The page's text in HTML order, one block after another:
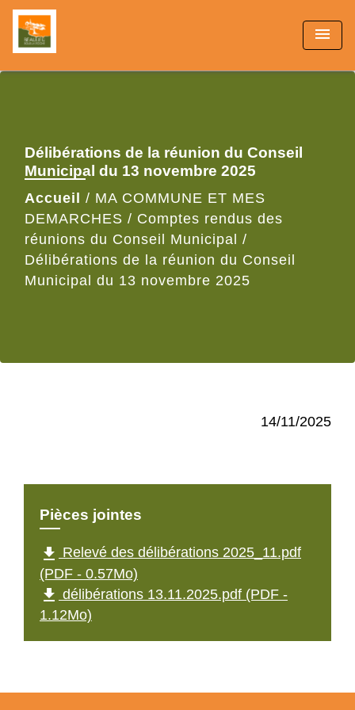
menu
Délibérations de la réunion du Conseil
Municipal du 13 novembre 2025
Accueil / MA COMMUNE ET MES
DEMARCHES / Comptes rendus des
réunions du Conseil Municipal /
Délibérations de la réunion du Conseil
Municipal du 13 novembre 2025
14/11/2025
Pièces jointes
file_download Relevé des délibérations 2025_11.pdf
(PDF - 0.57Mo)
file_download délibérations 13.11.2025.pdf (PDF -
1.12Mo)